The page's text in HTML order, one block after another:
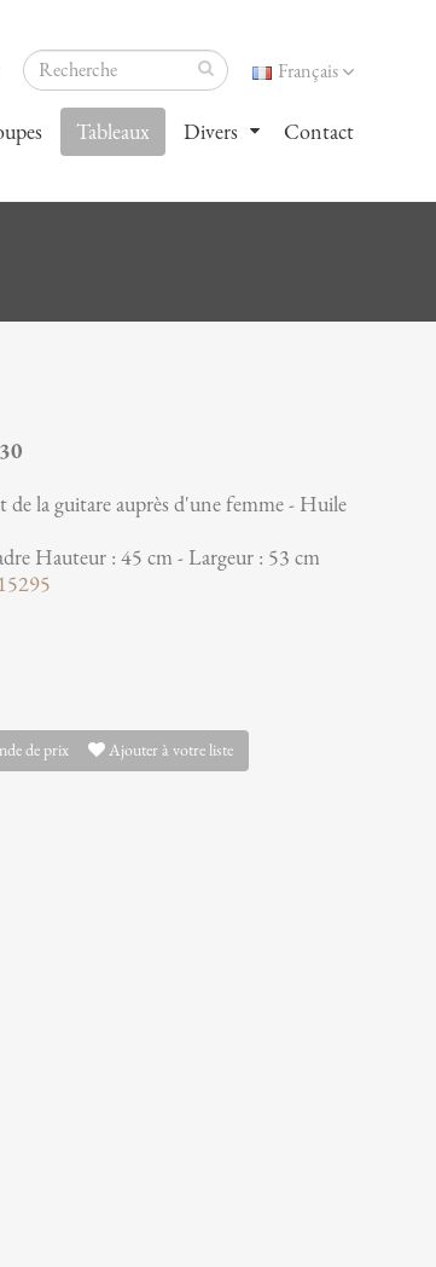
Français
Tableaux Divers Contact
de la guitare auprès d'une femme - Huile
Hauteur : 45 cm - Largeur : 53 cm
de prix Ajouter à votre liste